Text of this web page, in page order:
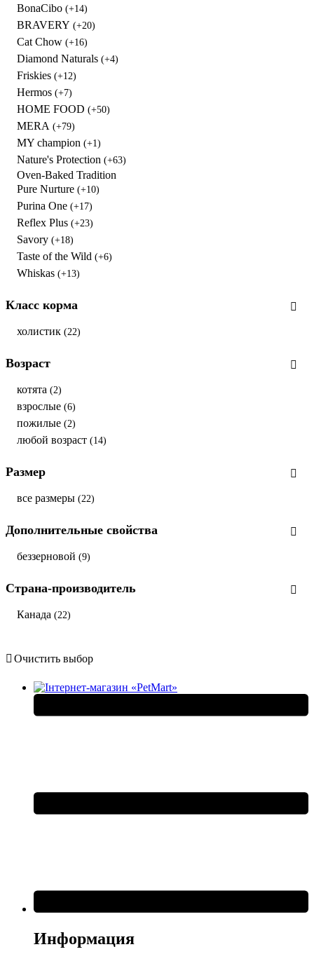
BonaCibo (+14)
BRAVERY (+20)
Cat Chow (+16)
Diamond Naturals (+4)
Friskies (+12)
Hermos (+7)
HOME FOOD (+50)
MERA (+79)
MY champion (+1)
Nature's Protection (+63)
Oven-Baked Tradition
Pure Nurture (+10)
Purina One (+17)
Reflex Plus (+23)
Savory (+18)
Taste of the Wild (+6)
Whiskas (+13)
Класс корма
холистик (22)
Возраст
котята (2)
взрослые (6)
пожилые (2)
любой возраст (14)
Размер
все размеры (22)
Дополнительные свойства
беззерновой (9)
Страна-производитель
Канада (22)
Очистить выбор
Информация